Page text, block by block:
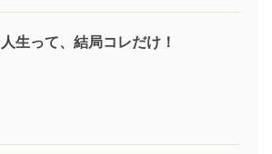
人生って、結局コレだけ！